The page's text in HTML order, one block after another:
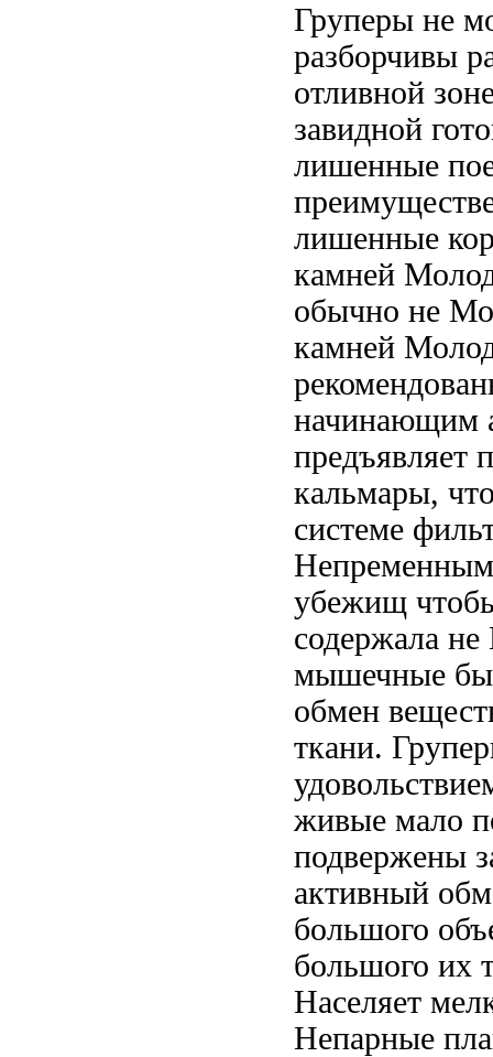
Груперы не
разборчивы
отливной
завидной
лишенные
лишенные
камней
обычно не
камней
начинающим
предъявляет
кальмары,
системе
убежищ
содержала не
мышечные
обмен
ткани.
живые мало
подвержены
активный
большого
большого их
Населяет
Непарные